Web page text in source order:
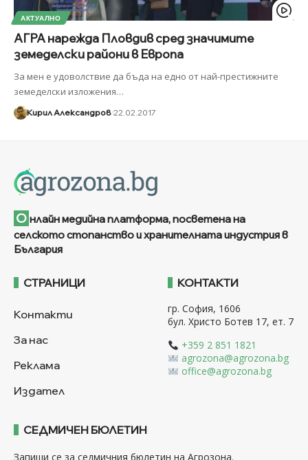
АКТУАЛНО
АГРА нарежда Пловдив сред значимите
земеделски райони в Европа
За мен е удоволствие да бъда на едно от най-престижните
земеделски изложения…
Кирил Александров 22.02.2017
О нлайн медийна платформа, посветена на
селското стопанство и хранителната индустрия в
България
СТРАНИЦИ
Контакти
За нас
Реклама
Издател
КОНТАКТИ
гр. София, 1606
бул. Христо Ботев 17, ет. 7
+359 2 851 1821
agrozona@agrozona.bg
office@agrozona.bg
СЕДМИЧЕН БЮЛЕТИН
Запиши се за седмичния бюлетин на Агрозона.